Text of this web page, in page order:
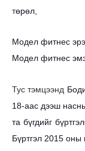
төрөл,
Модел фитнес
Модел фитнес
Тус тэмцээнд
18-аас дээш
та бүгдийг
Бүртгэл 2015 оны